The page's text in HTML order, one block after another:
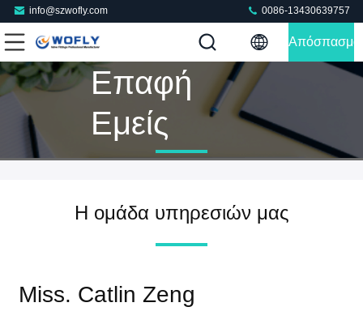
info@szwofly.com 0086-13430639757
Απόσπασμα
Επαφή
Εμείς
Η ομάδα υπηρεσιών μας
Miss. Catlin Zeng